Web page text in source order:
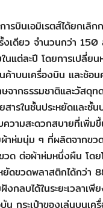
ารบินเอมิเรตส์ได้ยกเลิ
งเดียว จำนวนกว่า
นแต่ละปี โดยการเปลี่ย
ค้าบนเครื่องบิน และช้อ
ษจากธรรมชาติและวัสดุ
สารในชั้นประหยัดและชั้
ความสะดวกสบายที่เพิ่ม
าห่มนุ่ม ๆ ที่ผลิตจากขว
วด ต่อผ้าห่มหนึ่งผืน โดย
ยัดขวดพลาสติกได้กว่า
งกลบได้ในระยะเวลาเพี
น กระเป๋าของเล่นบนเ